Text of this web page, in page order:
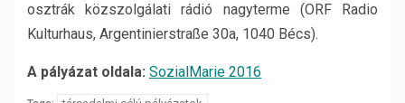
osztrák közszolgálati rádió nagyterme (ORF Radio
Kulturhaus, Argentinierstraße 30a, 1040 Bécs).
A pályázat oldala: SozialMarie 2016